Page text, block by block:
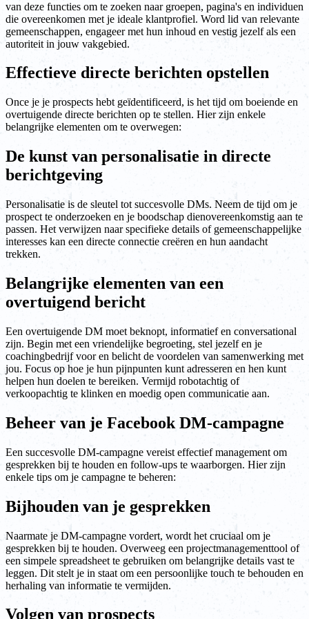
van deze functies om te zoeken naar groepen, pagina's en individuen
die overeenkomen met je ideale klantprofiel. Word lid van relevante
gemeenschappen, engageer met hun inhoud en vestig jezelf als een
autoriteit in jouw vakgebied.
Effectieve directe berichten opstellen
Once je je prospects hebt geïdentificeerd, is het tijd om boeiende en
overtuigende directe berichten op te stellen. Hier zijn enkele
belangrijke elementen om te overwegen:
De kunst van personalisatie in directe
berichtgeving
Personalisatie is de sleutel tot succesvolle DMs. Neem de tijd om je
prospect te onderzoeken en je boodschap dienovereenkomstig aan te
passen. Het verwijzen naar specifieke details of gemeenschappelijke
interesses kan een directe connectie creëren en hun aandacht
trekken.
Belangrijke elementen van een
overtuigend bericht
Een overtuigende DM moet beknopt, informatief en conversational
zijn. Begin met een vriendelijke begroeting, stel jezelf en je
coachingbedrijf voor en belicht de voordelen van samenwerking met
jou. Focus op hoe je hun pijnpunten kunt adresseren en hen kunt
helpen hun doelen te bereiken. Vermijd robotachtig of
verkoopachtig te klinken en moedig open communicatie aan.
Beheer van je Facebook DM-campagne
Een succesvolle DM-campagne vereist effectief management om
gesprekken bij te houden en follow-ups te waarborgen. Hier zijn
enkele tips om je campagne te beheren:
Bijhouden van je gesprekken
Naarmate je DM-campagne vordert, wordt het cruciaal om je
gesprekken bij te houden. Overweeg een projectmanagementtool of
een simpele spreadsheet te gebruiken om belangrijke details vast te
leggen. Dit stelt je in staat om een persoonlijke touch te behouden en
herhaling van informatie te vermijden.
Volgen van prospects